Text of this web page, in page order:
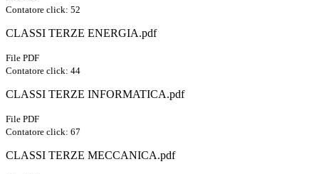
Contatore click: 52
CLASSI TERZE ENERGIA.pdf
File PDF
Contatore click: 44
CLASSI TERZE INFORMATICA.pdf
File PDF
Contatore click: 67
CLASSI TERZE MECCANICA.pdf